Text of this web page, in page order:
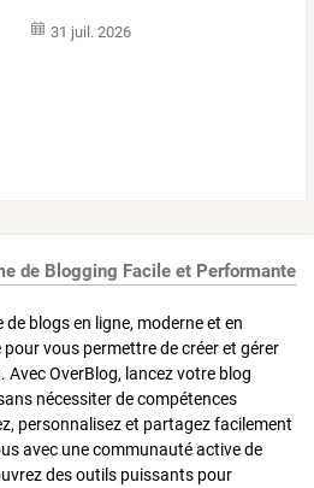
31 juil. 2026
de Blogging Facile et Performante
blogs en ligne, moderne et en
vous permettre de créer et gérer
OverBlog, lancez votre blog
nécessiter de compétences
personnalisez et partagez facilement
avec une communauté active de
des outils puissants pour